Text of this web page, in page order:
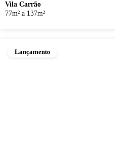
Vila Carrão
77m² a 137m²
Lançamento